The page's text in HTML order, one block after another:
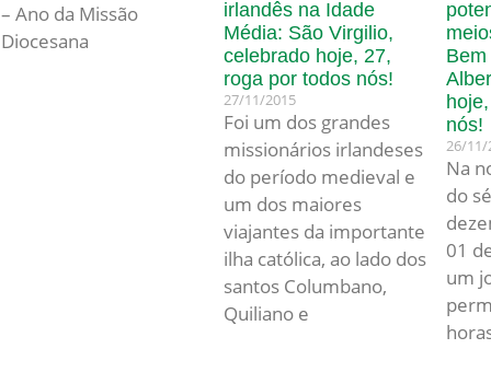
– Ano da Missão
Diocesana
irlandês na Idade
Média: São Virgilio,
celebrado hoje, 27,
roga por todos nós!
27/11/2015
Foi um dos grandes
missionários irlandeses
do período medieval e
um dos maiores
viajantes da importante
ilha católica, ao lado dos
santos Columbano,
Quiliano e
nós!
26/11/
Na
do
01
um